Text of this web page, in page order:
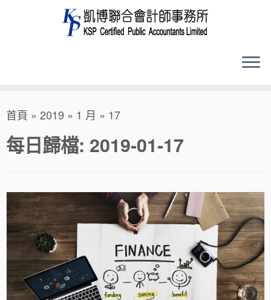
to
content
首頁 » 2019 » 1 月 » 17
每日歸檔: 2019-01-17